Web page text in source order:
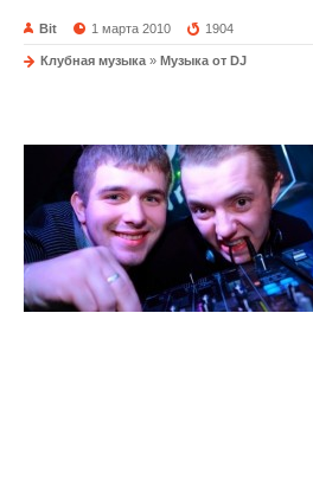
Bit 1 марта 2010 1904
Клубная музыка » Музыка от DJ